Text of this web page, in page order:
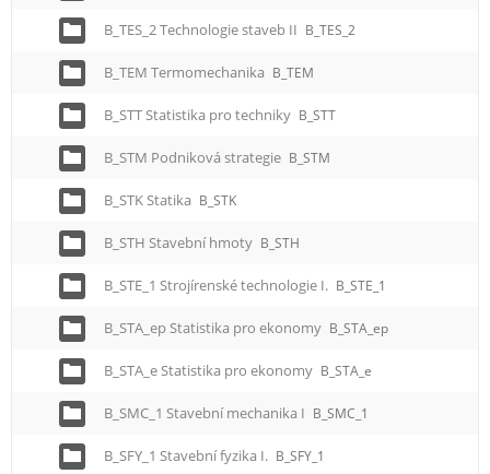
B_TES_2 Technologie staveb II B_TES_2
B_TEM Termomechanika B_TEM
B_STT Statistika pro techniky B_STT
B_STM Podniková strategie B_STM
B_STK Statika B_STK
B_STH Stavební hmoty B_STH
B_STE_1 Strojírenské technologie I. B_STE_1
B_STA_ep Statistika pro ekonomy B_STA_ep
B_STA_e Statistika pro ekonomy B_STA_e
B_SMC_1 Stavební mechanika I B_SMC_1
B_SFY_1 Stavební fyzika I. B_SFY_1